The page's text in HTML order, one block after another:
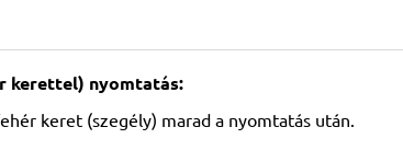
kerettel) nyomtatás:
keret (szegély) marad a nyomtatás után.